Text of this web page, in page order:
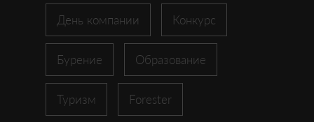
День компании Конкурс
Бурение Образование
Туризм Forester